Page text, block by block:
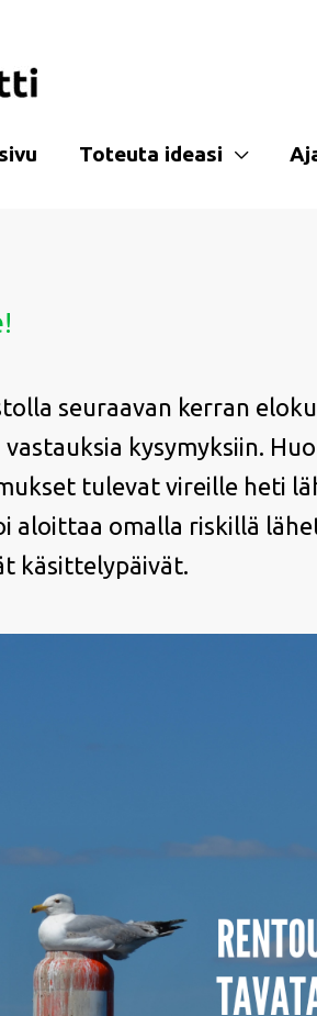
Toteuta ideasi
seuraavan kerran
kysymyksiin.
tulevat vireille heti
aloittaa omalla riskillä
käsittelypäivät.